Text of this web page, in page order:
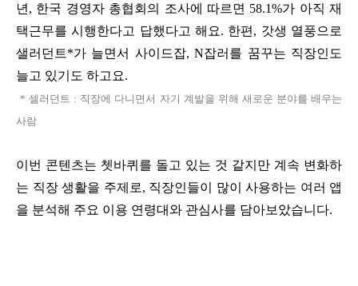
년, 한국 경영자 총협회의 조사에 따르면 58.1%가 아직 재
택근무를 시행한다고 답했다고 해요. 한편 , 갓생 열풍으로
샐러던트*가 늘면서 사이드잡, N잡러를 꿈꾸는 직장인도
늘고 있기도 하고요.
* 셀러던트 : 직장에 다니면서 자기 계발을 위해 새로운 분야를 배우는
사람
이번 콘텐츠는 쳇바퀴를 돌고 있는 것 같지만 계속 변화하
는 직장 생활을 주제로, 직장인들이 많이 사용하는 여러 앱
을 분석해 주요 이용 연령대와 관심사를 담아보았습니다.